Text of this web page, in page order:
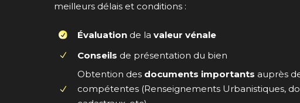
meilleurs délais et conditions :
Évaluation de la valeur vénale
Conseils de présentation du bien
Obtention des documents importants auprès
compétentes (Renseignements Urbanistiques,